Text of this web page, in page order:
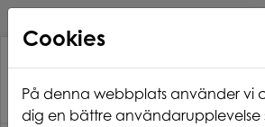
Cookies
På denna webbplats använder vi
dig en bättre användarupplevelse